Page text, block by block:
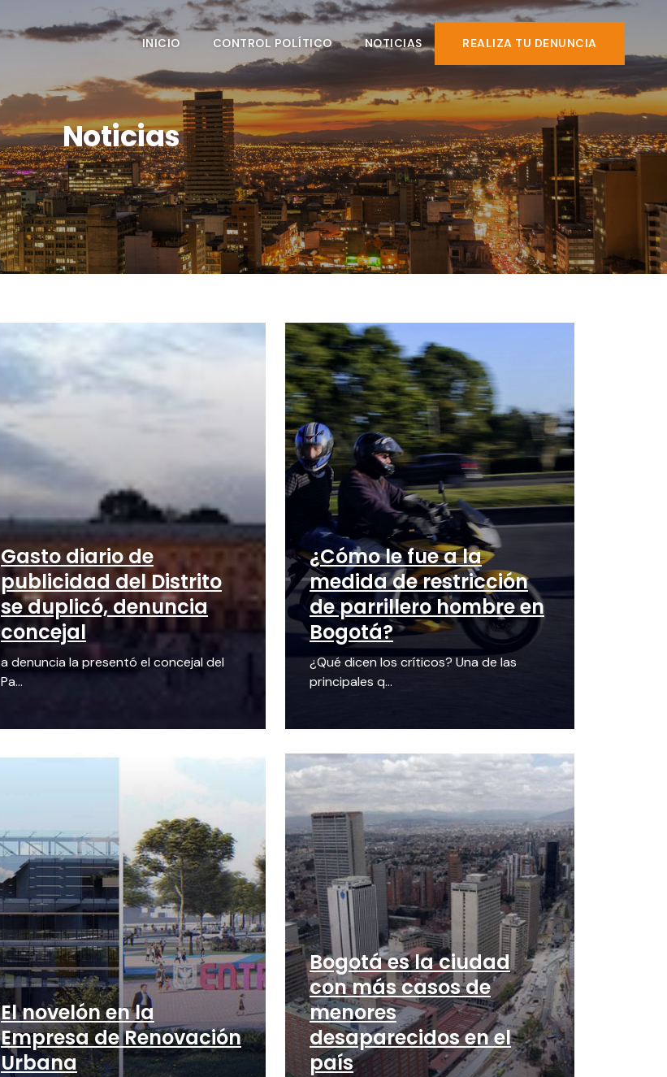
INICIO CONTROL POLÍTICO NOTICIAS REALIZA TU DENUNCIA
Noticias
Gasto diario de
publicidad del Distrito
se duplicó, denuncia
concejal
a denuncia la presentó el concejal del
Pa...
¿Cómo le fue a la
medida de restricción
de parrillero hombre en
Bogotá?
¿Qué dicen los críticos? Una de las
principales q...
El novelón en la
Empresa de Renovación
Urbana
Bogotá es la ciudad
con más casos de
menores
desaparecidos en el
país